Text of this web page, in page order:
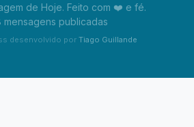
de Hoje. Feito com ❤️ e fé.
mensagens publicadas
desenvolvido por Tiago Guillande